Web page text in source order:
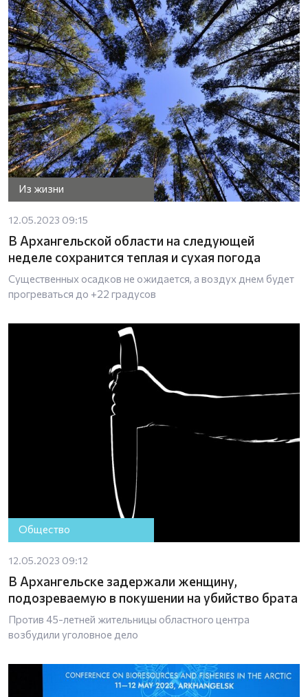
Из жизни
12.05.2023 09:15
В Архангельской области на следующей
неделе сохранится теплая и сухая погода
Существенных осадков не ожидается, а воздух днем будет
прогреваться до +22 градусов
Общество
12.05.2023 09:12
В Архангельске задержали женщину,
подозреваемую в покушении на убийство брата
Против 45-летней жительницы областного центра
возбудили уголовное дело